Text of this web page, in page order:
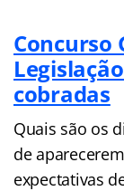
Concurso
cobradas
Quais são os
de
expectativas